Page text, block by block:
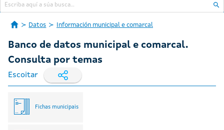
Datos Información municipal e comarcal
Banco de datos municipal e comarcal.
Consulta por temas
Escoitar
Fichas municipais